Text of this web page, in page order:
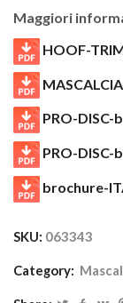
Maggiori
HOOF-
PRO-
PRO-
brochure-
SKU: 063343
Category: